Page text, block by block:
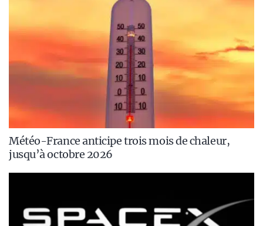
Météo-France anticipe trois mois de chaleur,
jusqu’à octobre 2026